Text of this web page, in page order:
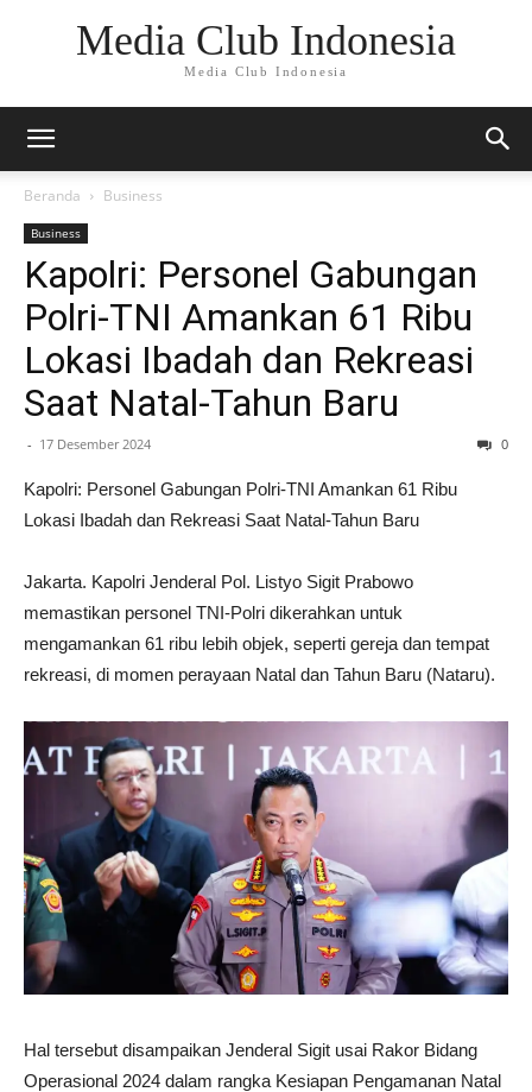
Media Club Indonesia
Media Club Indonesia
Beranda Business
Business
Kapolri: Personel Gabungan
Polri-TNI Amankan 61 Ribu
Lokasi Ibadah dan Rekreasi
Saat Natal-Tahun Baru
- 17 Desember 2024 0
Kapolri: Personel Gabungan Polri-TNI Amankan 61 Ribu
Lokasi Ibadah dan Rekreasi Saat Natal-Tahun Baru
Jakarta. Kapolri Jenderal Pol. Listyo Sigit Prabowo
memastikan personel TNI-Polri dikerahkan untuk
mengamankan 61 ribu lebih objek, seperti gereja dan tempat
rekreasi, di momen perayaan Natal dan Tahun Baru (Nataru).
Hal tersebut disampaikan Jenderal Sigit usai Rakor Bidang
Operasional 2024 dalam rangka Kesiapan Pengamanan Natal